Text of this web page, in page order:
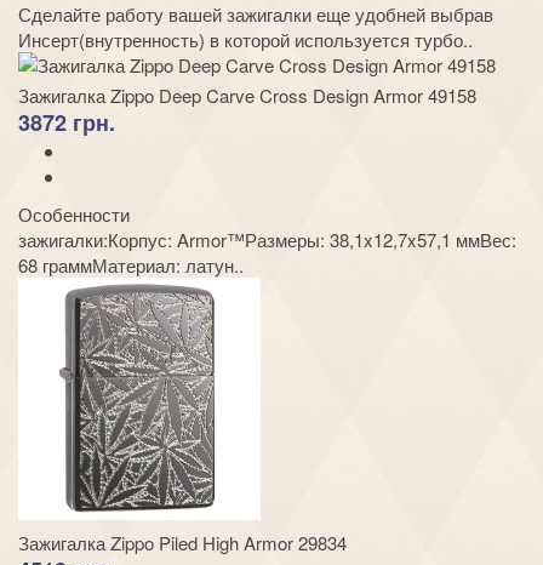
Сделайте работу вашей зажигалки еще удобней выбрав
Инсерт(внутренность) в которой используется турбо..
Зажигалка Zippo Deep Carve Cross Design Armor 49158
3872 грн.
Особенности
зажигалки:Корпус: Armor™Размеры: 38,1x12,7x57,1 ммВес:
68 граммМатериал: латун..
Зажигалка Zippo Piled High Armor 29834